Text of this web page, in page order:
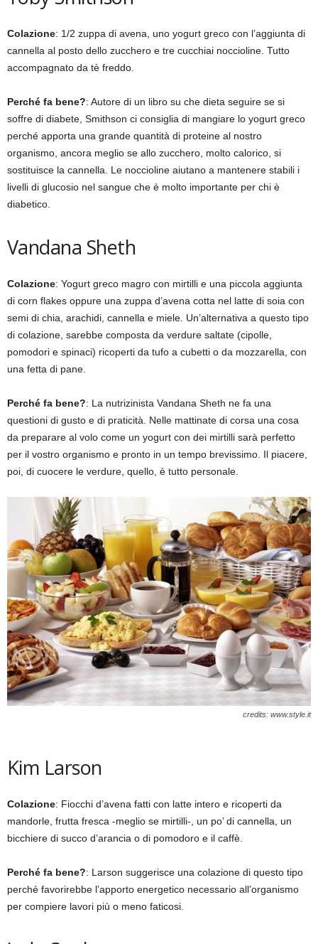
Colazione: 1/2 zuppa di avena, uno yogurt greco con l’aggiunta di
cannella al posto dello zucchero e tre cucchiai noccioline. Tutto
accompagnato da tè freddo.
Perché fa bene?: Autore di un libro su che dieta seguire se si
soffre di diabete, Smithson ci consiglia di mangiare lo yogurt greco
perché apporta una grande quantità di proteine al nostro
organismo, ancora meglio se allo zucchero, molto calorico, si
sostituisce la cannella. Le noccioline aiutano a mantenere stabili i
livelli di glucosio nel sangue che è molto importante per chi è
diabetico.
Vandana Sheth
Colazione: Yogurt greco magro con mirtilli e una piccola aggiunta
di corn flakes oppure una zuppa d’avena cotta nel latte di soia con
semi di chia, arachidi, cannella e miele. Un’alternativa a questo tipo
di colazione, sarebbe composta da verdure saltate (cipolle,
pomodori e spinaci) ricoperti da tufo a cubetti o da mozzarella, con
una fetta di pane.
Perché fa bene?: La nutrizinista Vandana Sheth ne fa una
questioni di gusto e di praticità. Nelle mattinate di corsa una cosa
da preparare al volo come un yogurt con dei mirtilli sarà perfetto
per il vostro organismo e pronto in un tempo brevissimo. Il piacere,
poi, di cuocere le verdure, quello, è tutto personale.
credits: www.style.it
Kim Larson
Colazione: Fiocchi d’avena fatti con latte intero e ricoperti da
mandorle, frutta fresca -meglio se mirtilli-, un po’ di cannella, un
bicchiere di succo d’arancia o di pomodoro e il caffè.
Perché fa bene?: Larson suggerisce una colazione di questo tipo
perché favorirebbe l’apporto energetico necessario all’organismo
per compiere lavori più o meno faticosi.